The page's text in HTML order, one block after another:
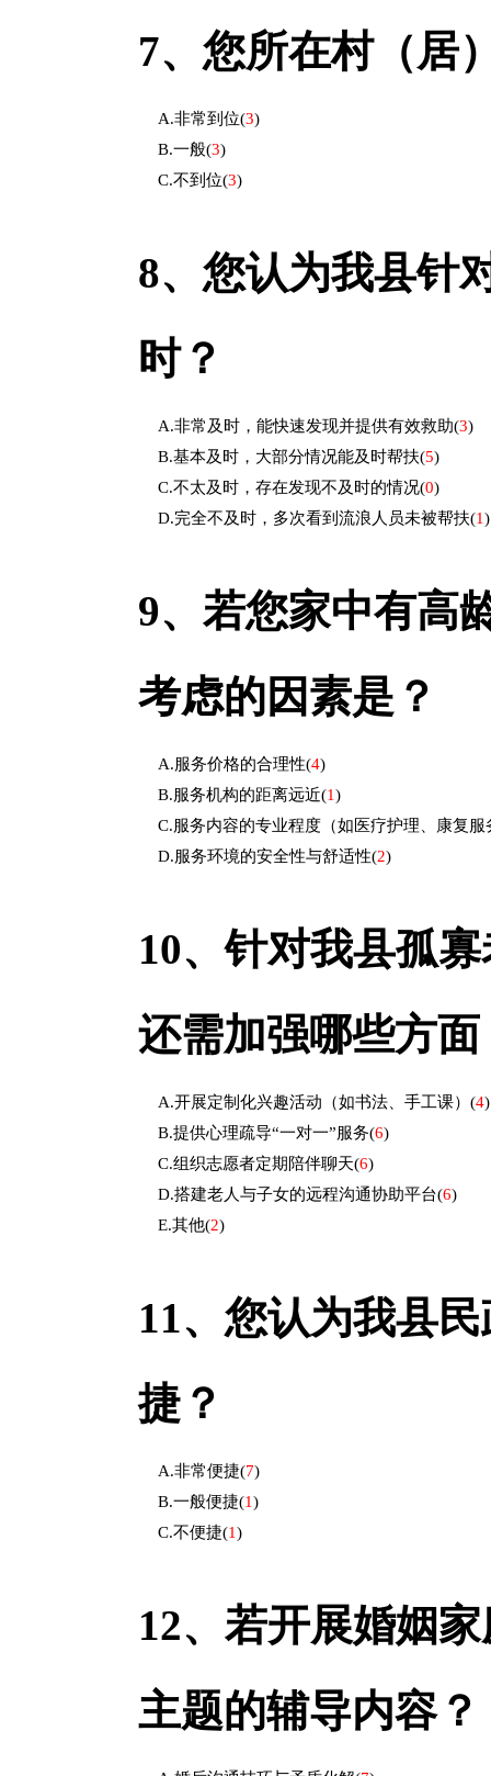
7、 您所在村（居
A.非常到位(3)
B.一般(3)
C.不到位(3)
8、 您认为我县针
时？
A.非常及时，能快速发现并提供有效救助(3)
B.基本及时，大部分情况能及时帮扶(5)
C.不太及时，存在发现不及时的情况(0)
D.完全不及时，多次看到流浪人员未被帮扶(1)
9、 若您家中有高
考虑的因素是？
A.服务价格的合理性(4)
B.服务机构的距离远近(1)
C.服务内容的专业程度（如医疗护理、康复服
D.服务环境的安全性与舒适性(2)
10、针对我县孤
还需加强哪些方
A.开展定制化兴趣活动（如书法、手工课） (4)
B.提供心理疏导“一对一”服务(6)
C.组织志愿者定期陪伴聊天(6)
D.搭建老人与子女的远程沟通协助平台(6)
E.其他(2)
11、 您认为我县
捷？
A.非常便捷(7)
B.一般便捷(1)
C.不便捷(1)
12、 若开展婚姻
主题的辅导内容